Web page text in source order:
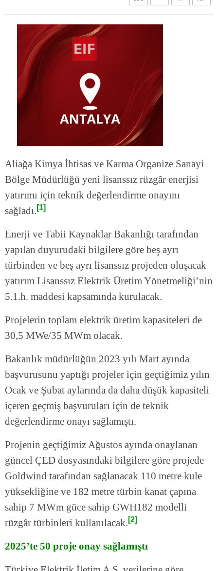
Aliağa Kimya İhtisas ve Karma Organize Sanayi
Bölge Müdürlüğü yeni lisanssız rüzgâr enerjisi
yatırımı için teknik değerlendirme onayını
sağladı. [1]
Enerji ve Tabii Kaynaklar Bakanlığı tarafından
yapılan duyurudaki bilgilere göre beş ayrı
türbinden ve beş ayrı lisanssız projeden oluşacak
yatırım Lisanssız Elektrik Üretim Yönetmeliği’nin
5.1.h. maddesi kapsamında kurulacak.
Projelerin toplam elektrik üretim kapasiteleri de
30,5 MWe/35 MWm olacak.
Bakanlık müdürlüğün 2023 yılı Mart ayında
başvurusunu yaptığı projeler için geçtiğimiz yılın
Ocak ve Şubat aylarında da daha düşük kapasiteli
içeren geçmiş başvuruları için de teknik
değerlendirme onayı sağlamıştı.
Projenin geçtiğimiz Ağustos ayında onaylanan
güncel ÇED dosyasındaki bilgilere göre projede
Goldwind tarafından sağlanacak 110 metre kule
yüksekliğine ve 182 metre türbin kanat çapına
sahip 7 MWm güce sahip GWH182 modelli
rüzgâr türbinleri kullanılacak. [2]
2025’te 50 proje onay sağlamıştı